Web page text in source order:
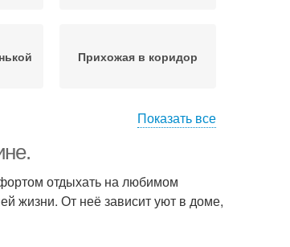
Прихожая в коридор
Показать все
отдыхать на любимом
жизни. От неё зависит уют в доме,